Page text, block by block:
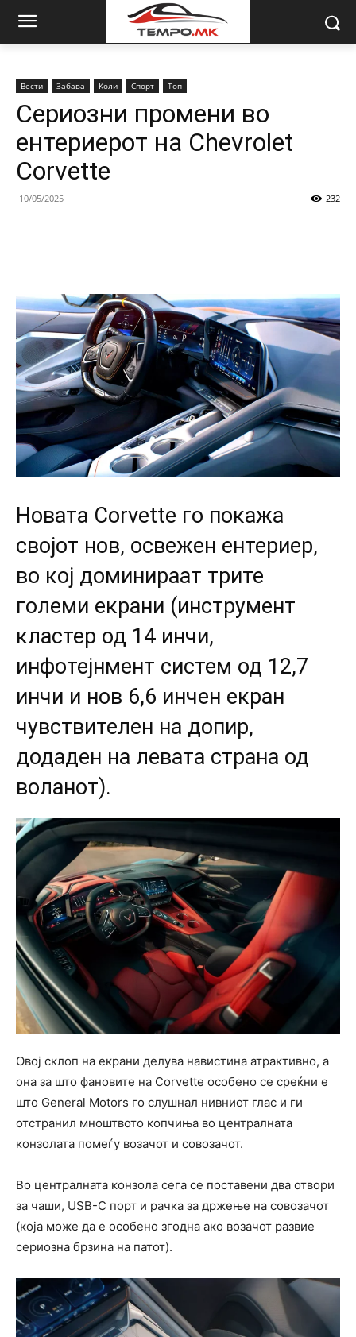
Вести Забава Коли Спорт Топ
Сериозни промени во
ентериерот на Chevrolet
Corvette
10/05/2025 232
Новата Corvette го покажа
својот нов, освежен ентериер,
во кој доминираат трите
големи екрани (инструмент
кластер од 14 инчи,
инфотејнмент систем од 12,7
инчи и нов 6,6 инчен екран
чувствителен на допир,
додаден на левата страна од
воланот).
Овој склоп на екрани делува навистина атрактивно, а
она за што фановите на Corvette особено се среќни е
што General Motors го слушнал нивниот глас и ги
отстранил мноштвото копчиња во централната
конзолата помеѓу возачот и совозачот.
Во централната конзола сега се поставени два отвори
за чаши, USB-C порт и рачка за држење на совозачот
(која може да е особено згодна ако возачот развие
сериозна брзина на патот).